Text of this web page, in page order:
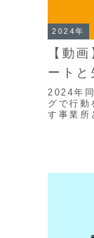
2024年
【動
ートと
2024年
グで行動
す事業所